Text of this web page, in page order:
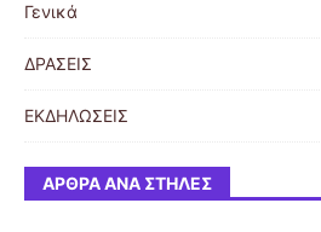
Γενικά
ΔΡΑΣΕΙΣ
ΕΚΔΗΛΩΣΕΙΣ
ΆΡΘΡΑ ΑΝΆ ΣΤΉΛΕΣ